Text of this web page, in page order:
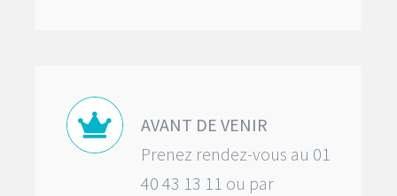
AVANT DE VENIR
Prenez rendez-vous au 01
40 43 13 11 ou par